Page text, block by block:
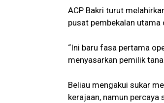
ACP Bakri turut
pusat pembekalan utama
“Ini baru fasa pertama
menyasarkan pemilik
Beliau mengakui sukar
kerajaan, namun